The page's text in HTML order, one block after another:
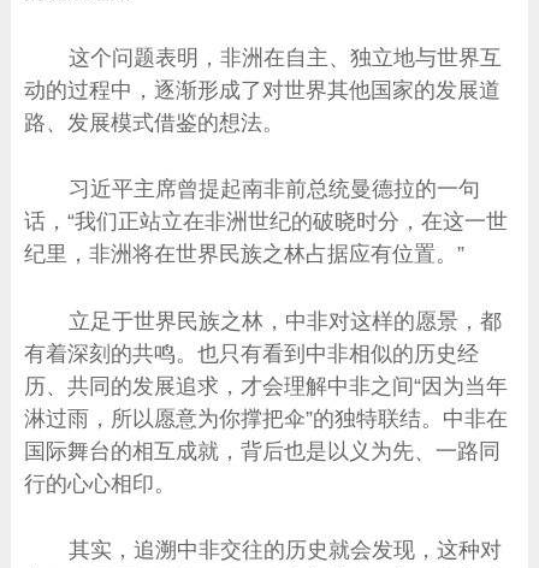
这个问题表明，非洲在自主、独立地与世界互
动的过程中，逐渐形成了对世界其他国家的发展道
路、发展模式借鉴的想法。
习近平主席曾提起南非前总统曼德拉的一句
话，“我们正站立在非洲世纪的破晓时分，在这一世
纪里，非洲将在世界民族之林占据应有位置。”
立足于世界民族之林，中非对这样的愿景，都
有着深刻的共鸣。也只有看到中非相似的历史经
历、共同的发展追求，才会理解中非之间“因为当年
淋过雨，所以愿意为你撑把伞”的独特联结。中非在
国际舞台的相互成就，背后也是以义为先、一路同
行的心心相印。
其实，追溯中非交往的历史就会发现，这种对